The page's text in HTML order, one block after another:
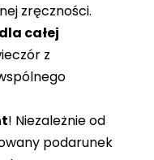
zręczności.
całej
z
! Niezależnie od
podarunek